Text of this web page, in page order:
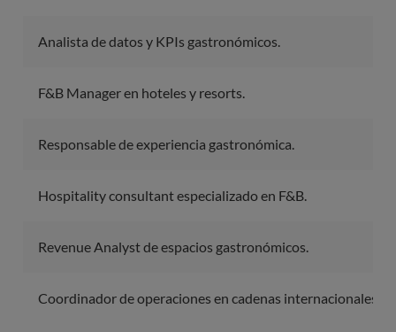
Analista de datos y KPIs gastronómicos.
F&B Manager en hoteles y resorts.
Responsable de experiencia gastronómica.
Hospitality consultant especializado en F&B.
Revenue Analyst de espacios gastronómicos.
Coordinador de operaciones en cadenas internacionales.